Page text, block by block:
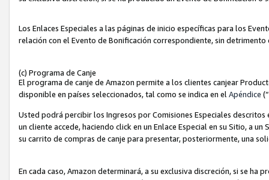
Los Enlaces Especiales a las páginas de inicio específicas para los
relación con el Evento de Bonificación correspondiente, sin
(c) Programa de Canje
El programa de canje de Amazon permite a los clientes canjear
disponible en países seleccionados, tal como se indica en el Apéndice
Usted podrá percibir los Ingresos por Comisiones Especiales
un cliente accede, haciendo click en un Enlace Especial en su Sitio, a
su carrito de compras de canje para presentar, posteriormente, una
En cada caso, Amazon determinará, a su exclusiva discreción, si se